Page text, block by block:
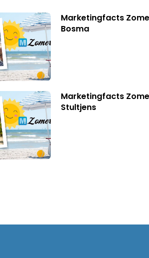
Marketingfacts
Bosma
Marketingfacts
Stultjens